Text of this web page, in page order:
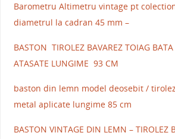
Barometru Altimetru vintage pt
diametrul la cadran 45 mm –
BASTON TIROLEZ BAVAREZ TOIAG
ATASATE LUNGIME 93 CM
baston din lemn model deosebit /
metal aplicate lungime 85 cm
BASTON VINTAGE DIN LEMN – TIROLEZ